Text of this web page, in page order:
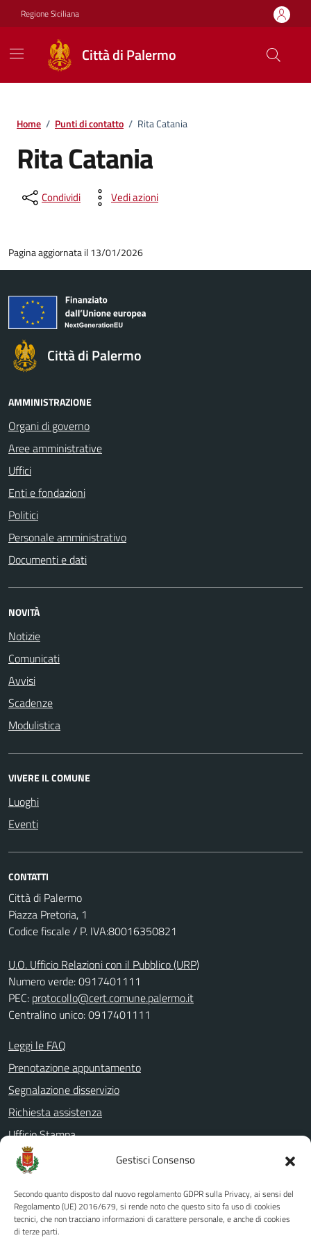
Gestisci Consenso
Secondo quanto disposto dal nuovo regolamento GDPR sulla Privacy, ai sensi del
Regolamento (UE) 2016/679, si rende noto che questo sito fa uso di cookies
tecnici, che non tracciano informazioni di carattere personale, e anche di cookies
di terze parti.
Vai ai contenuti
Vai al footer
Regione Siciliana
Città di Palermo
Home / Punti di contatto / Rita Catania
Rita Catania
Condividi Vedi azioni
Pagina aggiornata il 13/01/2026
Città di Palermo
AMMINISTRAZIONE
Organi di governo
Aree amministrative
Uffici
Enti e fondazioni
Politici
Personale amministrativo
Documenti e dati
NOVITÀ
Notizie
Comunicati
Avvisi
Scadenze
Modulistica
VIVERE IL COMUNE
Luoghi
Eventi
CONTATTI
Città di Palermo
Piazza Pretoria, 1
Codice fiscale / P. IVA:80016350821
U.O. Ufficio Relazioni con il Pubblico (URP)
Numero verde: 0917401111
PEC: protocollo@cert.comune.palermo.it
Centralino unico: 0917401111
Leggi le FAQ
Prenotazione appuntamento
Segnalazione disservizio
Richiesta assistenza
Ufficio Stampa
Amministrazione Trasparente
Albo pretorio
Informativa privacy
Note legali